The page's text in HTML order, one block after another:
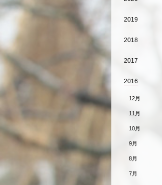
2019
2018
2017
2016
12月
11月
10月
9月
8月
7月